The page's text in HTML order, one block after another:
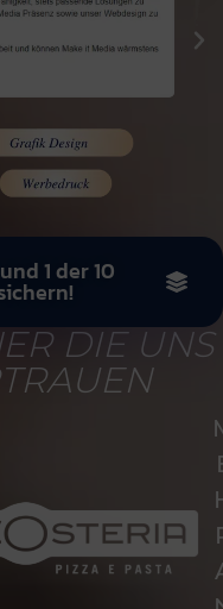
1 der 10
DIE UNS